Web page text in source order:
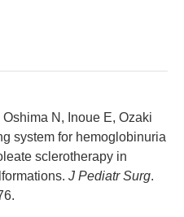
N, Inoue E, Ozaki
system for hemoglobinuria
sclerotherapy in
J Pediatr Surg.